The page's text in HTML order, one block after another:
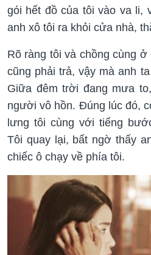
gói hết đồ của tôi vào va li,
anh xô tôi ra khỏi cửa nhà,
Rõ ràng tôi và chồng cùng
cũng phải trả, vậy mà anh
Giữa đêm trời đang mưa
người vô hồn. Đúng lúc đó,
lưng tôi cùng với tiếng
Tôi quay lại, bất ngờ thấy
chiếc ô chạy về phía tôi.